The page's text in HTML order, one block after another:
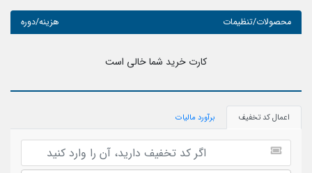
محصولات/تنظیمات هزینه/دوره
کارت خرید شما خالی است
اعمال کد تخفیف برآورد مالیات